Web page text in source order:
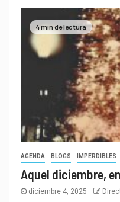
4 min de lectura
AGENDA BLOGS IMPERDIBLES
Aquel diciembre,
diciembre 4, 2025